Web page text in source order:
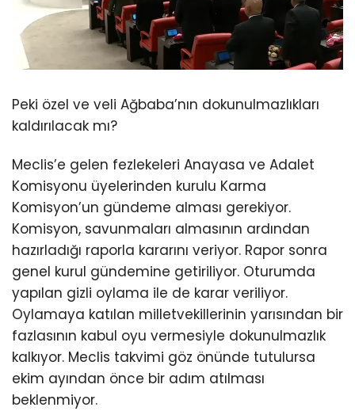
Peki özel ve veli Ağbaba’nın dokunulmazlıkları
kaldırılacak mı?
Meclis’e gelen fezlekeleri Anayasa ve Adalet
Komisyonu üyelerinden kurulu Karma
Komisyon’un gündeme alması gerekiyor.
Komisyon, savunmaları almasının ardından
hazırladığı raporla kararını veriyor. Rapor sonra
genel kurul gündemine getiriliyor. Oturumda
yapılan gizli oylama ile de karar veriliyor.
Oylamaya katılan milletvekillerinin yarısından bir
fazlasının kabul oyu vermesiyle dokunulmazlık
kalkıyor. Meclis takvimi göz önünde tutulursa
ekim ayından önce bir adım atılması
beklenmiyor.